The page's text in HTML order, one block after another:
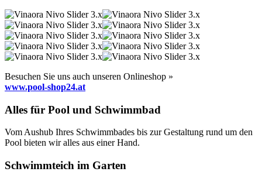
Besuchen Sie uns auch unseren Onlineshop »
www.pool-shop24.at
Alles für Pool und Schwimmbad
Vom Aushub Ihres Schwimmbades bis zur Gestaltung rund um den
Pool bieten wir alles aus einer Hand.
Schwimmteich im Garten